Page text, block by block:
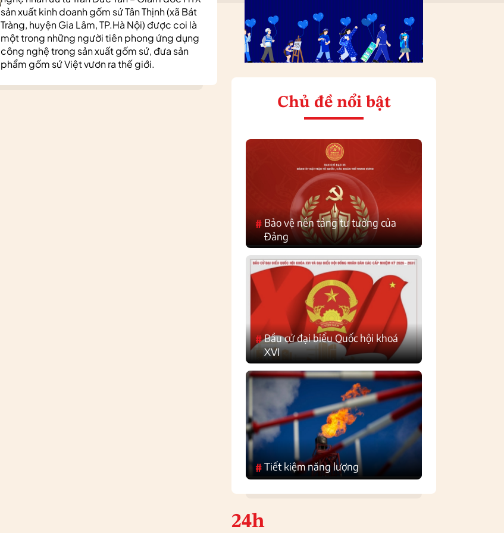
sản xuất kinh doanh gốm sứ Tân Thịnh (xã Bát
Tràng, huyện Gia Lâm, TP.Hà Nội) được coi là
một trong những người tiên phong ứng dụng
công nghệ trong sản xuất gốm sứ, đưa sản
phẩm gốm sứ Việt vươn ra thế giới.
Chủ đề nổi bật
#Bảo vệ nền tảng tư tưởng của
Đảng
#Bầu cử đại biểu Quốc hội khoá
XVI
#Tiết kiệm năng lượng
24h